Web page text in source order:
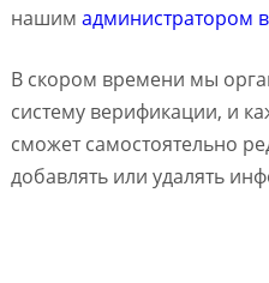
нашим администратором
В скором времени мы
систему верификации, и
сможет самостоятельно
добавлять или удалять